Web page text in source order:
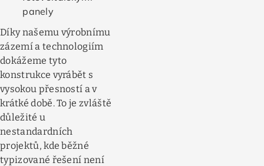
panely
Díky našemu výrobnímu
zázemí a technologiím
dokážeme tyto
konstrukce vyrábět s
vysokou přesností a v
krátké době. To je zvláště
důležité u
nestandardních
projektů, kde běžné
typizované řešení není